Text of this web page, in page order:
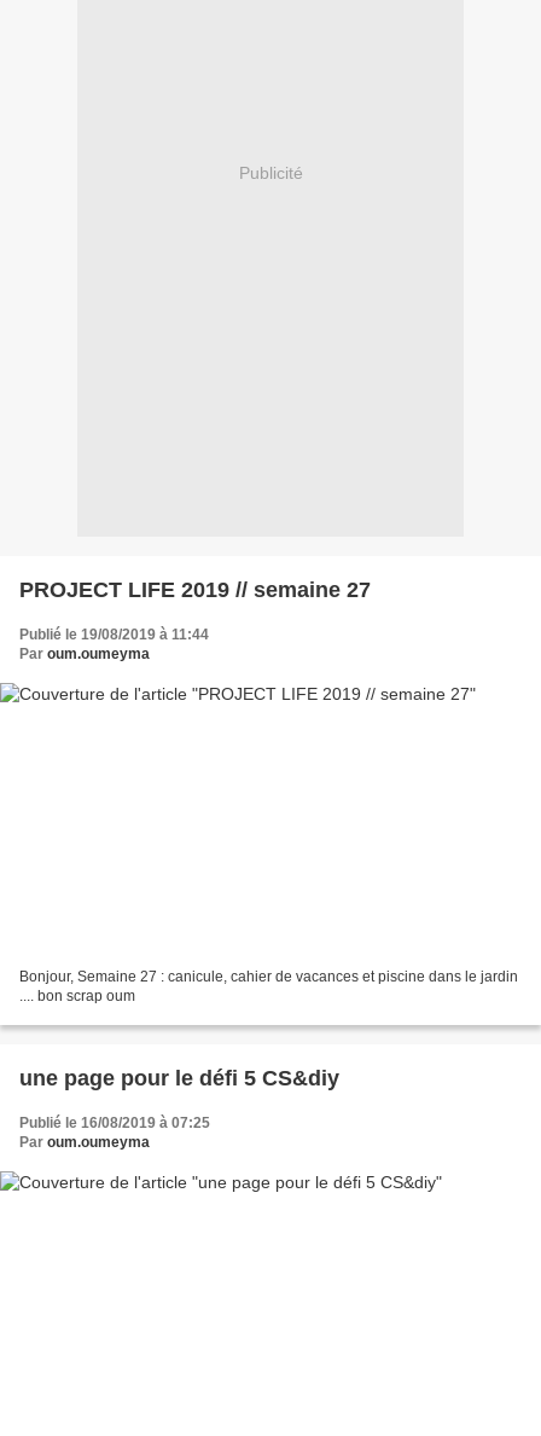
Publicité
PROJECT LIFE 2019 // semaine 27
Publié le 19/08/2019 à 11:44
Par oum.oumeyma
Bonjour, Semaine 27 : canicule, cahier de vacances et piscine dans le jardin
.... bon scrap oum
une page pour le défi 5 CS&diy
Publié le 16/08/2019 à 07:25
Par oum.oumeyma